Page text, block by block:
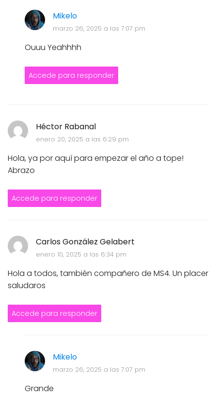
Mikelo
marzo 26, 2025 a las 7:07 pm
Ouuu Yeahhhh
Accede para responder
Héctor Rabanal
enero 20, 2025 a las 6:29 pm
Hola, ya por aquí para empezar el año a tope!
Abrazo
Accede para responder
Carlos González Gelabert
enero 10, 2025 a las 6:34 pm
Hola a todos, también compañero de MS4. Un placer
saludaros
Accede para responder
Mikelo
marzo 26, 2025 a las 7:07 pm
Grande